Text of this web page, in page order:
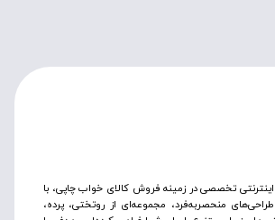
تخصصی در زمینه فروش کالای خواب چاپی، با
منحصربه‌فرد، مجموعه‌ای از روتختی‌، پرده،